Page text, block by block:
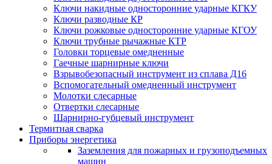
Ключи накидные односторонние ударные КГКУ
Ключи разводные КР
Ключи рожковые односторонние ударные КГОУ
Ключи трубные рычажные КТР
Головки торцевые омедненные
Гаечные шарнирные ключи
Взрывобезопасный инструмент из сплава Д16
Вспомогательный омедненный инструмент
Молотки слесарные
Отвертки слесарные
Шарнирно-губцевый инструмент
Термитная сварка
Приборы энергетика
Заземления для пожарных и грузоподъемных
машин